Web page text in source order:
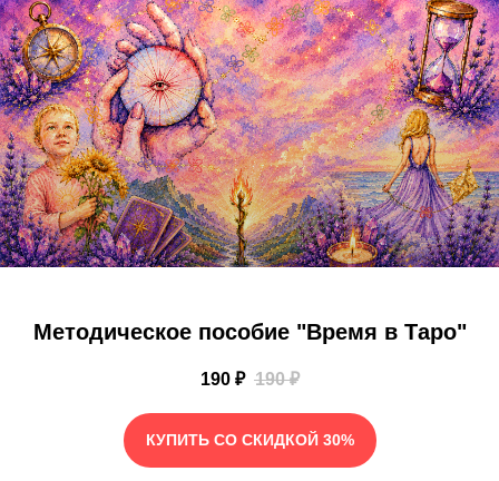
Методическое пособие "Время в Таро"
190 ₽ 190 ₽
КУПИТЬ СО СКИДКОЙ 30%